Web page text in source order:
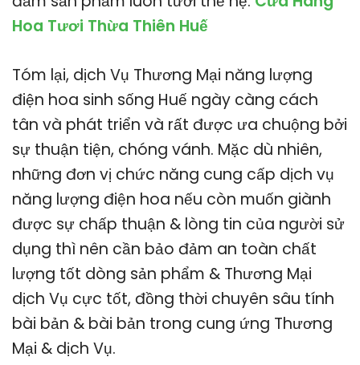
Hoa Tươi Thừa Thiên Huế
Tóm lại, dịch Vụ Thương Mại năng lượng
điện hoa sinh sống Huế ngày càng cách
tân và phát triển và rất được ưa chuộng bởi
sự thuận tiện, chóng vánh. Mặc dù nhiên,
những đơn vị chức năng cung cấp dịch vụ
năng lượng điện hoa nếu còn muốn giành
được sự chấp thuận & lòng tin của người sử
dụng thì nên cần bảo đảm an toàn chất
lượng tốt dòng sản phẩm & Thương Mại
dịch Vụ cực tốt, đồng thời chuyên sâu tính
bài bản & bài bản trong cung ứng Thương
Mại & dịch Vụ.